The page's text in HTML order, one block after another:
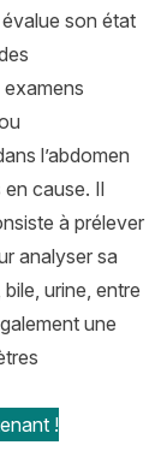
son état
l’abdomen
en cause. Il
à prélever
analyser sa
urine, entre
une
!